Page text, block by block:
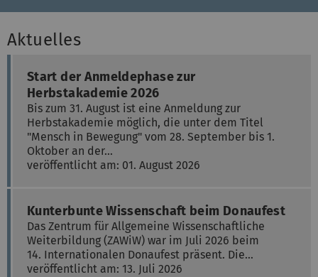
Aktuelles
Start der Anmeldephase zur
Herbstakademie 2026
Bis zum 31. August ist eine Anmeldung zur
Herbstakademie möglich, die unter dem Titel
"Mensch in Bewegung" vom 28. September bis 1.
Oktober an der…
veröffentlicht am: 01. August 2026
Kunterbunte Wissenschaft beim Donaufest
Das Zentrum für Allgemeine Wissenschaftliche
Weiterbildung (ZAWiW) war im Juli 2026 beim
14. Internationalen Donaufest präsent. Die…
veröffentlicht am: 13. Juli 2026